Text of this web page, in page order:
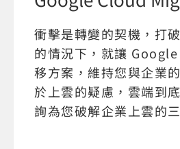
衝擊是轉變的契機，打
的情況下，就讓
移方案，維持您與企業
於上雲的疑慮，雲端到
詢為您破解企業上雲的